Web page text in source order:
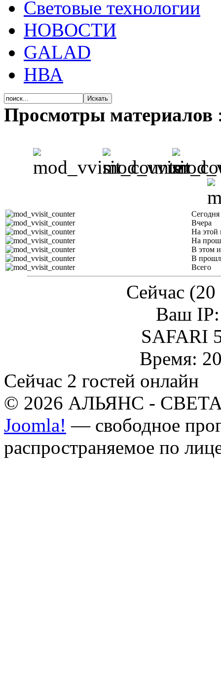
Световые технологии
НОВОСТИ
GALAD
НВА
Просмотры материалов
Сегодня
Вчера
На этой
На
В этом
В
Всего
Сейчас
Ваш IP:
SAFARI
Время:
Сейчас 2 гостей онлайн
© 2026 АЛЬЯНС -
Joomla! — свободное
распространяемое по